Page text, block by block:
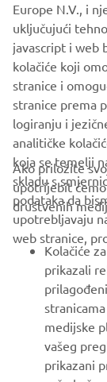
CORPORATE
FOR
MORE
SUPPORT
Budite prvi koji
događajima,
Flip to
For optimal
landscape
Europe N.V., i
uključujući
javascript i web
kolačiće koji
stranice i
stranice prema
logiranju i
analitičke
koja se temelji
skladu s
podataka da
upotrebljavaju
web stranice,
Ako priložite
upotrijebit ćemo
društvenih
Kolačiće
prikazali
medijske
vašeg
prikazani